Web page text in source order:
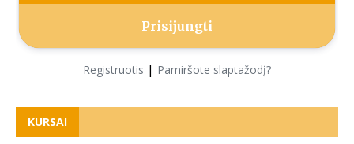
Registruotis | Pamiršote slaptažodį?
KURSAI